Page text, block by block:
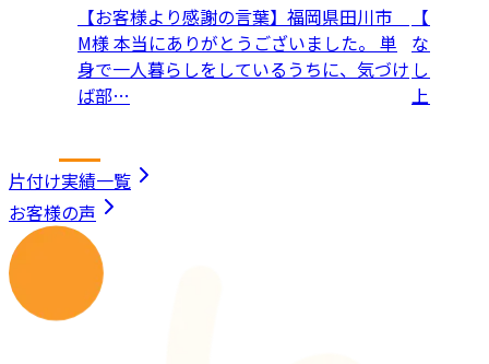
【お客様より感謝の言葉】福岡県田川市
M様 本当にありがとうございました。 単
身で一人暮らしをしているうちに、気づけ
ば部…
【お客
なた清掃
した。
上…
片付け実績一覧
お客様の声